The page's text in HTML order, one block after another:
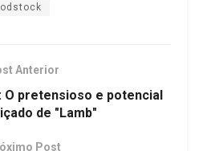
Anterior
O pretensioso e potencial
de "Lamb"
Post